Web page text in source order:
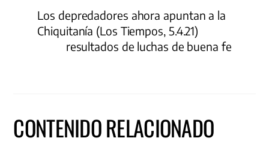
Los depredadores ahora apuntan a la
Chiquitanía (Los Tiempos, 5.4.21)
resultados de luchas de buena fe
CONTENIDO RELACIONADO